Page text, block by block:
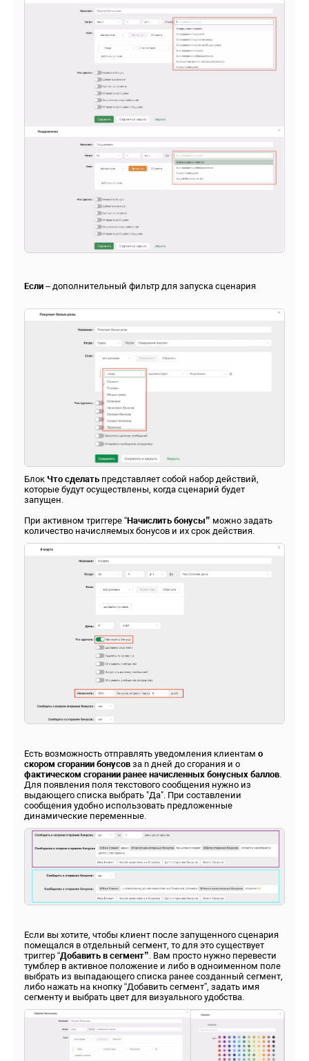
Если – дополнительный фильтр для запуска сценария
Блок Что сделать представляет собой набор действий,
которые будут осуществлены, когда сценарий будет
запущен.
При активном триггере “Начислить бонусы” можно задать
количество начисляемых бонусов и их срок действия.
Есть возможность отправлять уведомления клиентам о
скором сгорании бонусов за n дней до сгорания и о
фактическом сгорании ранее начисленных бонусных баллов
Для появления поля текстового сообщения нужно из
выдающего списка выбрать "Да". При составлении
сообщения удобно использовать предложенные
динамические переменные.
Если вы хотите, чтобы клиент после запущенного сценария
помещался в отдельный сегмент, то для это существует
триггер “Добавить в сегмент”. Вам просто нужно перевести
тумблер в активное положение и либо в одноименном поле
выбрать из выпадающего списка ранее созданный сегмент,
либо нажать на кнопку “Добавить сегмент”, задать имя
сегменту и выбрать цвет для визуального удобства.